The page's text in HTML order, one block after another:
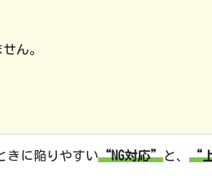
ん。
きに陥りやすい“NG対応”と、 “